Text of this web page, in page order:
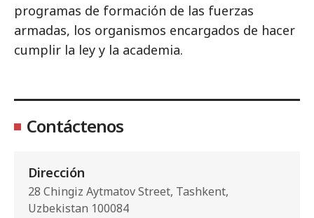
programas de formación de las fuerzas
armadas, los organismos encargados de hacer
cumplir la ley y la academia.
Contáctenos
Dirección
28 Chingiz Aytmatov Street, Tashkent,
Uzbekistan 100084